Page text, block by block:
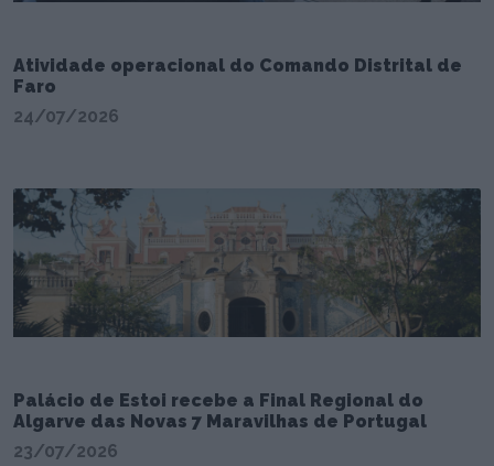
Atividade operacional do Comando Distrital de
Faro
24/07/2026
Palácio de Estoi recebe a Final Regional do
Algarve das Novas 7 Maravilhas de Portugal
23/07/2026